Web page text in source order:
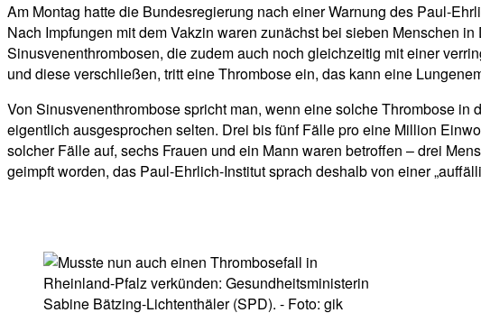
Am Montag hatte die Bundesregierung nach einer Warnung des Paul-
Nach Impfungen mit dem Vakzin waren zunächst bei sieben Menschen
Sinusvenenthrombosen, die zudem auch noch gleichzeitig mit einer
und diese verschließen, tritt eine Thrombose ein, das kann eine
Von Sinusvenenthrombose spricht man, wenn eine solche Thrombose
eigentlich ausgesprochen selten. Drei bis fünf Fälle pro eine Million
solcher Fälle auf, sechs Frauen und ein Mann waren betroffen – drei
geimpft worden, das Paul-Ehrlich-Institut sprach deshalb von einer